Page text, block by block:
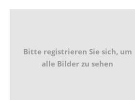
Bitte registrieren Sie sich, um
alle Bilder zu sehen